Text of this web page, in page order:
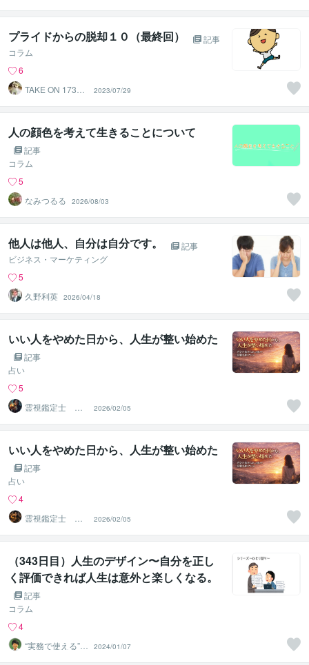
プライドからの脱却１０（最終回）
記事
コラム
6
TAKE ON 17300
2023/07/29
人の顔色を考えて生きることについて
記事
コラム
5
なみつるる
2026/08/03
他人は他人、自分は自分です。
記事
ビジネス・マーケティング
5
久野利英 2026/04/18
いい人をやめた日から、人生が整い始めた
記事
占い
5
霊視鑑定士 昴
流（すばる）※ブ
ログ更新中
2026/02/05
いい人をやめた日から、人生が整い始めた
記事
占い
4
霊視鑑定士 昴
流PRO ※ブログ
更新中
2026/02/05
（343日目）人生のデザイン〜自分を正し
く評価できれば人生は意外と楽しくなる。
記事
コラム
4
“実務で使える”改
善パートナー／
かめきち
2024/01/07